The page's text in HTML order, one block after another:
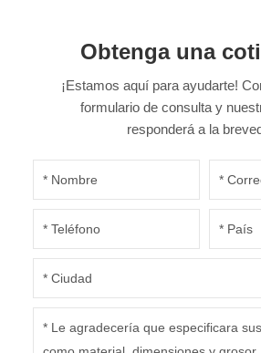
Obtenga una
¡Estamos aquí para ayudarte!
formulario de consulta y
responderá a la